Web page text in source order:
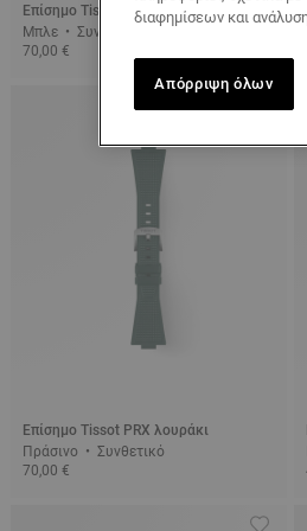
Επίσημο Tissot PRX λουράκι
Μπλε • Συνθετικό
70,00 €
Επίσημο Tissot PRX λουράκι
Πράσινο • Συνθετικό
70,00 €
διαφημίσεων και
Απόρριψη όλων